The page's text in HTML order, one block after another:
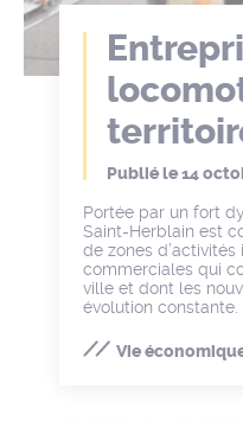
Publié le14
Portée par un fort
Saint-Herblain est
de zones
commerciales qui
ville et dont les
évolution constante.
Vie